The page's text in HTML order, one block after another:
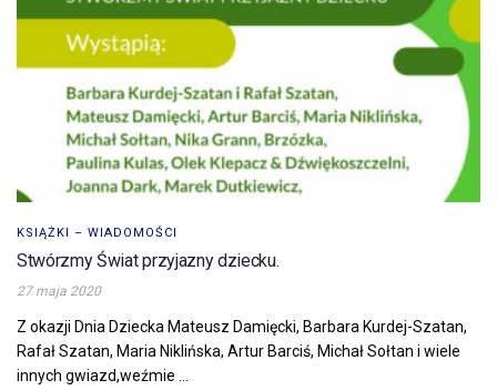
KSIĄŻKI – WIADOMOŚCI
Stwórzmy Świat przyjazny dziecku.
27 maja 2020
Z okazji Dnia Dziecka Mateusz Damięcki, Barbara Kurdej-Szatan,
Rafał Szatan, Maria Niklińska, Artur Barciś, Michał Sołtan i wiele
innych gwiazd,weźmie ...